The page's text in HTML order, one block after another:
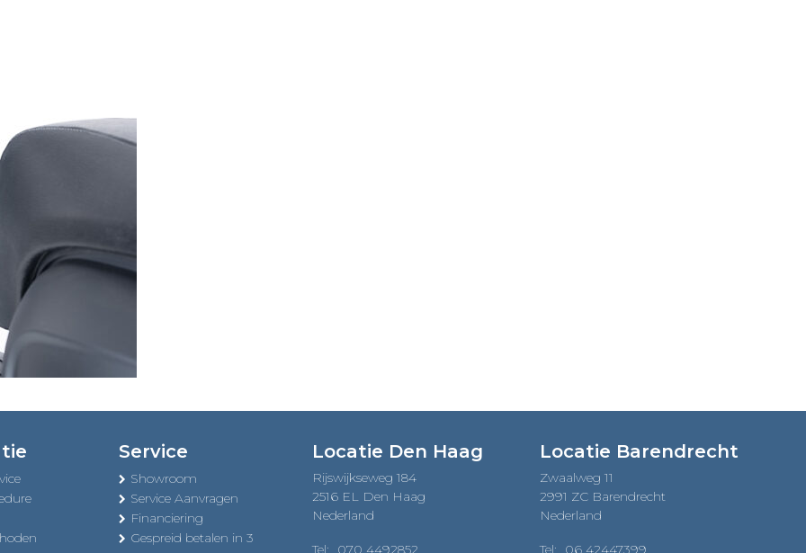
Service
Showroom
Service Aanvragen
Financiering
Gespreid betalen in 3
Locatie Den Haag
Rijswijkseweg 184
2516 EL Den Haag
Nederland
Tel: 070 4492852
Locatie Barendrecht
Zwaalweg 11
2991 ZC Barendrecht
Nederland
Tel: 06 42447399